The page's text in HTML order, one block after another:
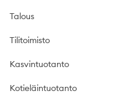
Talous
Tilitoimisto
Kasvintuotanto
Kotieläintuotanto